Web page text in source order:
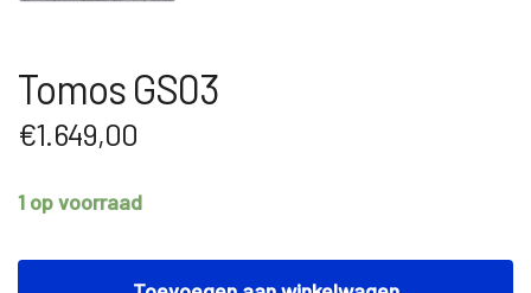
Tomos GS03
€1.649,00
1 op voorraad
Tomos